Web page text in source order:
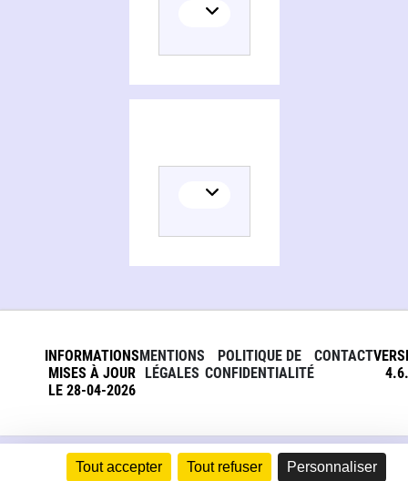
Tout accepter Tout refuser Personnaliser
INFORMATIONS
MISES À JOUR
LE 28-04-2026
MENTIONS
LÉGALES
POLITIQUE DE
CONFIDENTIALITÉ
CONTACT